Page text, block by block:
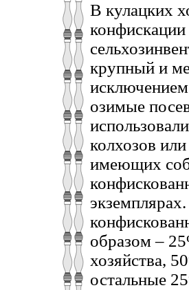
В кулацких
крупный и
озимые
колхозов
имеющих
образом –
хозяйства,
остальные